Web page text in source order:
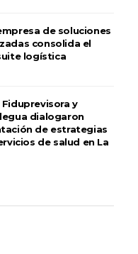
de soluciones
consolida el
logística
y
dialogaron
de estrategias
de salud en La